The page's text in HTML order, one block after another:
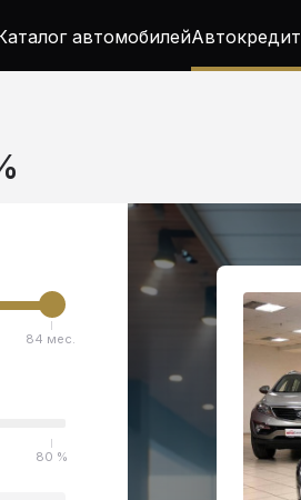
автомобилейАвтокредит
84 мес.
80 %